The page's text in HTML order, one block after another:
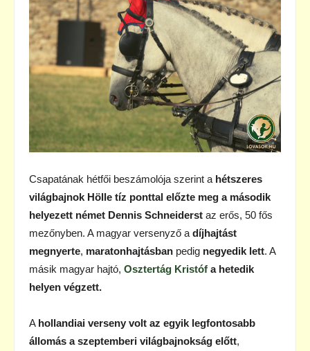
Csapatának hétfői beszámolója szerint a hétszeres
világbajnok Hölle tíz ponttal előzte meg a második
helyezett német Dennis Schneiderst az erős, 50 fős
mezőnyben. A magyar versenyző a díjhajtást
megnyerte, maratonhajtásban pedig negyedik lett. A
másik magyar hajtó, Osztertág Kristóf a hetedik
helyen végzett.
A hollandiai verseny volt az egyik legfontosabb
állomás a szeptemberi világbajnokság előtt,